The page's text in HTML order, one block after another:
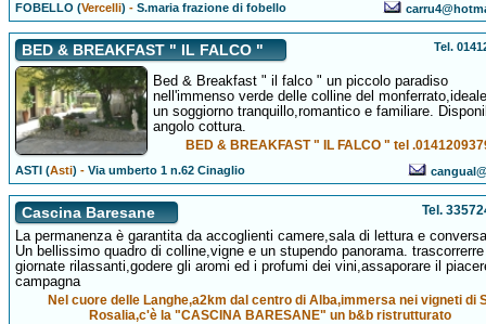
FOBELLO (Vercelli) -S.maria frazione di fobello
BED & BREAKFAST " IL FALCO " Tel.
Bed & Breakfast " il falco " un piccolo paradiso
nell'immenso verde delle colline del
un soggiorno tranquillo,romantico e familiare.
angolo cottura.
BED & BREAKFAST " IL FALCO " tel
ASTI (Asti) -Via umberto 1 n.62 Cinaglio
Cascina Baresane Tel.
La permanenza è garantita da accoglienti camere,sala di lettura e
Un bellissimo quadro di colline,vigne e un stupendo panorama. trascorrerre
giornate rilassanti,godere gli aromi ed i profumi dei vini,assaporare il
campagna
Nel cuore delle Langhe,a2km dal centro di Alba,immersa nei vigneti di
Rosalia,c'è la "CASCINA BARESANE" un b&b ristrutturato